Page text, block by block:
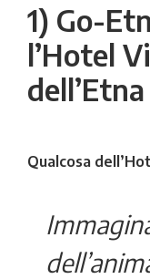
1) Go-
l’Hotel
dell’Etna
Qualcosa